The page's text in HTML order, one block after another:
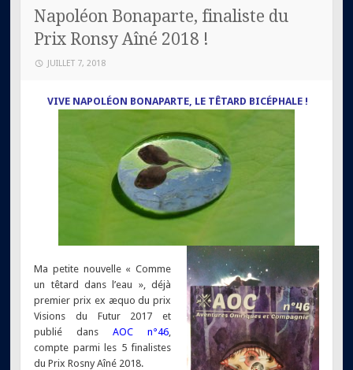
Napoléon Bonaparte, finaliste du
Prix Ronsy Aîné 2018 !
JUILLET 7, 2018
VIVE NAPOLÉON BONAPARTE, LE TÊTARD BICÉPHALE !
Ma petite nouvelle « Comme
un têtard dans l’eau », déjà
premier prix ex æquo du prix
Visions du Futur 2017 et
publié dansAOC n°46
compte parmi les 5 finalistes
du Prix Rosny Aîné 2018.